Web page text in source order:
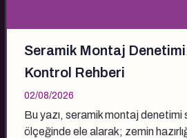
Seramik Montaj
Kontrol Rehberi
02/08/2026
Bu yazı, seramik montaj denetimi
ölçeğinde ele alarak; zemin